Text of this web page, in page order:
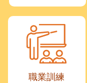
職業訓練